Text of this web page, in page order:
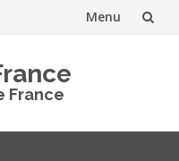
Menu
France